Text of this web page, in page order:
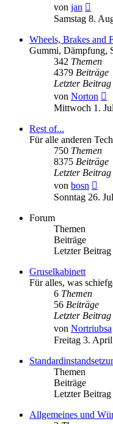
von jan
Samstag 8.
Wheels, Brakes and
Gummi, Dämpfung,
342 Themen
4379 Beiträge
Letzter Beitrag
von Norton
Mittwoch 1.
Rest of...
Für alle anderen
750 Themen
8375 Beiträge
Letzter Beitrag
von bosn
Sonntag 26.
Forum
Themen
Beiträge
Letzter Beitrag
Gruselkabinett
Für alles, was
6 Themen
56 Beiträge
Letzter Beitrag
von Nortriubsa
Freitag 3.
Themen
Beiträge
Letzter Beitrag
Allgemeines und